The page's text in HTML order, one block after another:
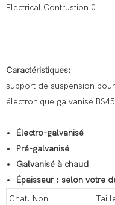
Caractéristiques:
support de suspension
électronique galvanisé
Électro-galvanisé
Pré-galvanisé
Galvanisé à chaud
Épaisseur : selon votre
Chat. Non